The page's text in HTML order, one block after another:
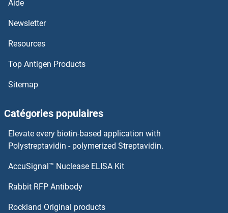
G6PC Kits ELISA
G3BP1 Kits ELISA
G Protein-Coupled Receptor 182 Kits ELISA
G Protein-Coupled Receptor 115 Kits ELISA
G Kinase Anchoring Protein 1 Kits ELISA
FZD6 Kits ELISA
Aide
Newsletter
Resources
Top Antigen Products
Sitemap
Catégories populaires
Elevate every biotin-based application with
Polystreptavidin - polymerized Streptavidin.
AccuSignal™ Nuclease ELISA Kit
Rabbit RFP Antibody
Rockland Original products